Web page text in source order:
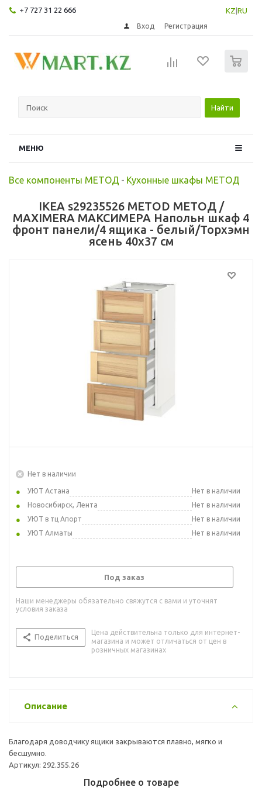
+7 727 31 22 666 KZ RU
Вход Регистрация
Найти
МЕНЮ
Все компоненты МЕТОД - Кухонные шкафы МЕТОД
IKEA s29235526 METOD МЕТОД /
MAXIMERA МАКСИМЕРА Напольн шкаф 4
фронт панели/4 ящика - белый/Торхэмн
ясень 40x37 см
Нет в наличии
УЮТ Астана
Нет в наличии
Новосибирск, Лента
Нет в наличии
УЮТ в тц Апорт
Нет в наличии
УЮТ Алматы
Нет в наличии
Под заказ
Наши менеджеры обязательно свяжутся с вами и уточнят
условия заказа
Поделиться
Цена действительна только для интернет-
магазина и может отличаться от цен в
розничных магазинах
Описание
Благодаря доводчику ящики закрываются плавно, мягко и
бесшумно.
Артикул: 292.355.26
Подробнее о товаре